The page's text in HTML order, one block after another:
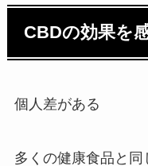
CBDの効果を
個人差がある
多くの健康食品と